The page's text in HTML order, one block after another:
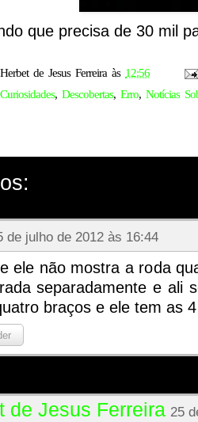
que precisa de 30 mil
Herbet de Jesus Ferreira às 12:56
Curiosidades, Descobertas, Erro, Notícias
de julho de 2012 às 16:44
ele não mostra a roda
separadamente e ali
braços e ele tem as
de Jesus Ferreira 25